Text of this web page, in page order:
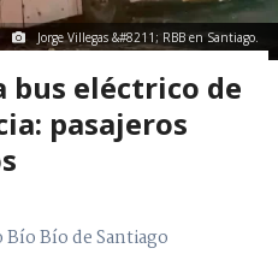
Jorge Villegas &#8211; RBB en Santiago.
bus eléctrico de
pasajeros
Bío de Santiago